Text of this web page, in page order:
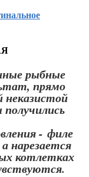
рыбные
прямо
неказистой
- филе
нарезается
котлетках